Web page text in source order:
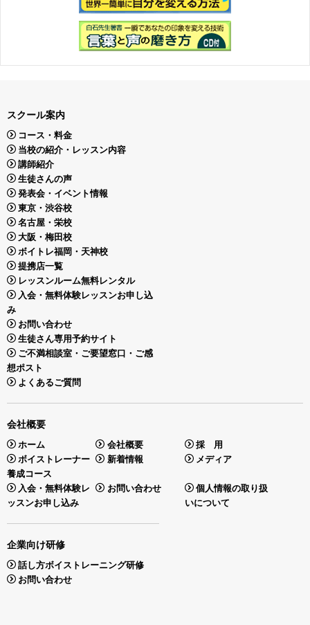
スクール案内
コース・料金
当校の紹介・レッスン内容
講師紹介
生徒さんの声
発表会・イベント情報
東京・渋谷校
名古屋・栄校
大阪・梅田校
ボイトレ福岡・天神校
提携店一覧
レッスンルーム無料レンタル
入会・無料体験レッスンお申し込
み
お問い合わせ
生徒さん専用予約サイト
ご不満相談室・ご要望窓口・ご感
想ポスト
よくあるご質問
会社概要
ホーム 会社概要
採 用
ボイストレーナー
養成コース
新着情報 メディア
入会・無料体験レ
ッスンお申し込み
お問い合わせ
個人情報の取り扱
いについて
企業向け研修
話し方ボイストレーニング研修
お問い合わせ